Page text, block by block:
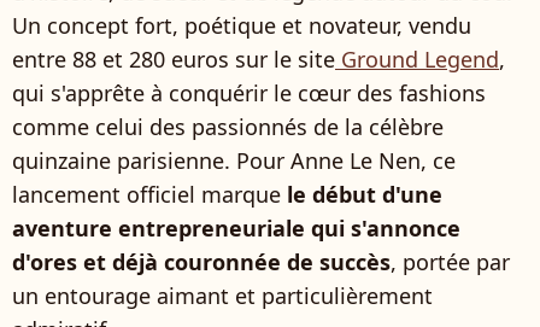
Un concept fort, poétique et novateur, vendu
entre 88 et 280 euros sur le site Ground Legend,
qui s'apprête à conquérir le cœur des fashions
comme celui des passionnés de la célèbre
quinzaine parisienne. Pour Anne Le Nen, ce
lancement officiel marque le début d'une
aventure entrepreneuriale qui s'annonce
d'ores et déjà couronnée de succès, portée par
un entourage aimant et particulièrement